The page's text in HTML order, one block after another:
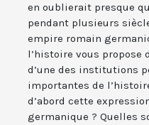
en oublierait presque
pendant plusieurs
empire romain
l’histoire vous propose
d’une des institutions
importantes de
d’abord cette
germanique ? Quelles